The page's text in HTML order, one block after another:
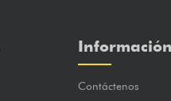
Contáctenos